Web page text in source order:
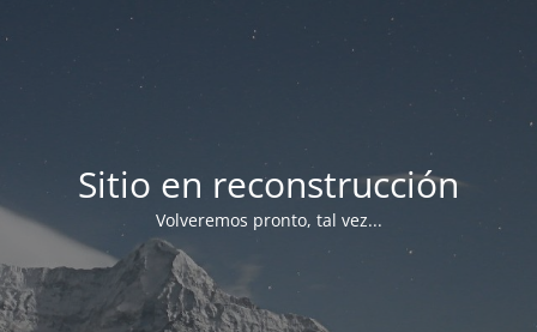
Sitio en reconstrucción
Volveremos pronto, tal vez...